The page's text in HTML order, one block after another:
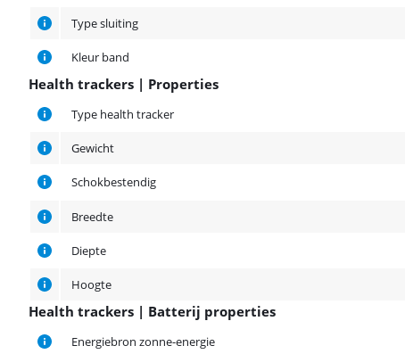
Type sluiting
Kleur band
Health trackers | Properties
Health trackers | Properties
Type health tracker
Gewicht
Schokbestendig
Breedte
Diepte
Hoogte
Health trackers | Batterij properties
Health trackers | Batterij properties
Energiebron zonne-energie